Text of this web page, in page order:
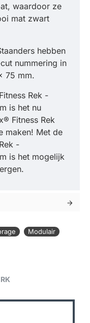
waardoor ze
mat zwart
hebben
nummering in
75 mm.
Rek -
is het nu
Fitness Rek
maken! Met de
-
is het mogelijk
Modulair